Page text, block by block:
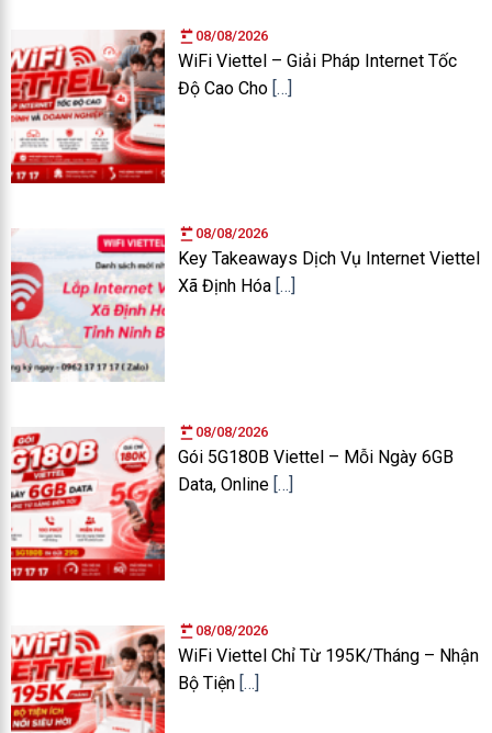
08/08/2026
WiFi Viettel – Giải Pháp Internet Tốc
Độ Cao Cho […]
08/08/2026
Key Takeaways Dịch Vụ Internet Viettel
Xã Định Hóa […]
08/08/2026
Gói 5G180B Viettel – Mỗi Ngày 6GB
Data, Online […]
08/08/2026
WiFi Viettel Chỉ Từ 195K/Tháng – Nhận
Bộ Tiện […]